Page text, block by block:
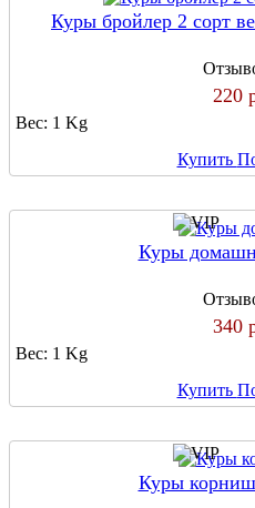
Куры бройлер 2 сорт
220
Вес: 1 Kg
Купить
Куры
340
Вес: 1 Kg
Купить
Куры